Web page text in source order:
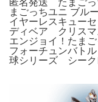
まごっちユニ ブル
イヤーレスキュー
ディベア クリスマ
エンジョイ！たま
フォーチュンバト
球シリーズ シーク